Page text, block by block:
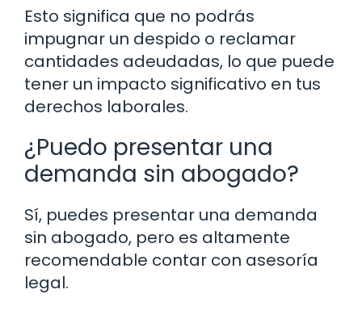
Esto significa que no podrás
impugnar un despido o reclamar
cantidades adeudadas, lo que puede
tener un impacto significativo en tus
derechos laborales.
¿Puedo presentar una
demanda sin abogado?
Sí, puedes presentar una demanda
sin abogado, pero es altamente
recomendable contar con asesoría
legal.